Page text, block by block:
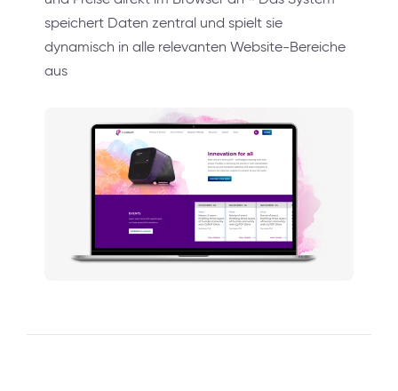
speichert Daten zentral und spielt sie
dynamisch in alle relevanten Website-Bereiche
aus